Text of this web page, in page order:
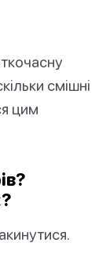
смішні
цим